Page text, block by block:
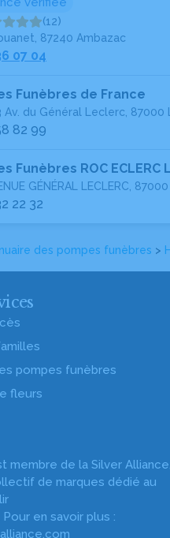
(12)
87240 Ambazac
07 04
Funèbres de France
Av. du Général Leclerc, 87000
82 99
Funèbres ROC ECLERC
GÉNÉRAL LECLERC,
22 32
des pompes funèbres >
pompes funèbres
fleurs
membre de la Silver Alliance,
de marques dédié au
Pour en savoir plus :